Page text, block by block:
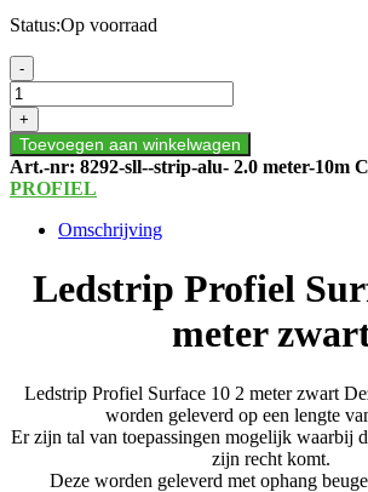
Status:Op voorraad
Ledstrip
Profiel
Surface
10
2
meter
zwart
-
+
Toevoegen aan winkelwagen
Art.-nr: 8292-sll--strip-alu- 2.0 meter-10m
PROFIEL
Omschrijving
Ledstrip Profiel
meter
Ledstrip Profiel Surface 10 2 meter zwart
worden geleverd op een lengte
Er zijn tal van toepassingen mogelijk waarbij
zijn recht komt.
Deze worden geleverd met ophang